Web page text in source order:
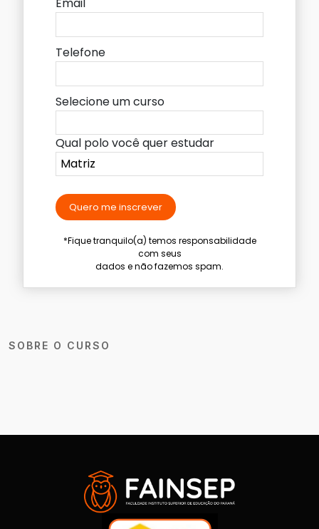
SOBRE O CURSO
Email
Telefone
Selecione um curso
Qual polo você quer estudar
Quero me inscrever
*Fique tranquilo(a) temos responsabilidade
com seus
dados e não fazemos spam.